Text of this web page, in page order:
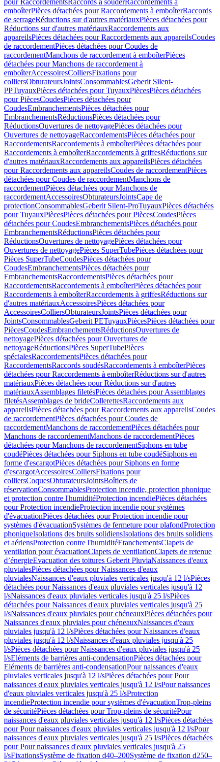
pour RaccordementsRaccords à souderRaccordements à
emboîterPièces détachées pour Raccordements à emboîterRaccords
de serrageRéductions sur d'autres matériauxPièces détachées pour
Réductions sur d'autres matériauxRaccordements aux
appareilsPièces détachées pour Raccordements aux appareilsCoudes
de raccordementPièces détachées pour Coudes de
raccordementManchons de raccordement à emboîterPièces
détachées pour Manchons de raccordement à
emboîterAccessoiresColliersFixations pour
colliersObturateursJointsConsommablesGeberit Silent-
PPTuyauxPièces détachées pour TuyauxPiècesPièces détachées
pour PiècesCoudesPièces détachées pour
CoudesEmbranchementsPièces détachées pour
EmbranchementsRéductionsPièces détachées pour
RéductionsOuvertures de nettoyagePièces détachées pour
Ouvertures de nettoyageRaccordementsPièces détachées pour
RaccordementsRaccordements à emboîterPièces détachées pour
Raccordements à emboîterRaccordements à griffesRéductions sur
d'autres matériauxRaccordements aux appareilsPièces détachées
pour Raccordements aux appareilsCoudes de raccordementPièces
détachées pour Coudes de raccordementManchons de
raccordementPièces détachées pour Manchons de
raccordementAccessoiresObturateursJointsCape de
protectionConsommablesGeberit Silent-ProTuyauxPièces détachées
pour TuyauxPiècesPièces détachées pour PiècesCoudesPièces
détachées pour CoudesEmbranchementsPièces détachées pour
EmbranchementsRéductionsPièces détachées pour
RéductionsOuvertures de nettoyagePièces détachées pour
Ouvertures de nettoyagePièces SuperTubePièces détachées pour
Pièces SuperTubeCoudesPièces détachées pour
CoudesEmbranchementsPièces détachées pour
EmbranchementsRaccordementsPièces détachées pour
RaccordementsRaccordements à emboîterPièces détachées pour
Raccordements à emboîterRaccordements à griffesRéductions sur
d'autres matériauxAccessoiresPièces détachées pour
AccessoiresColliersObturateursJointsPièces détachées pour
JointsConsommablesGeberit PETuyauxPiècesPièces détachées pour
PiècesCoudesEmbranchementsRéductionsOuvertures de
nettoyagePièces détachées pour Ouvertures de
nettoyageRéductionsPièces SuperTubePièces
spécialesRaccordementsPièces détachées pour
RaccordementsRaccords soudésRaccordements à emboîterPièces
détachées pour Raccordements à emboîterRéductions sur d'autres
matériauxPièces détachées pour Réductions sur d'autres
matériauxAssemblages filetésPièces détachées pour Assemblages
filetésAssemblages de brideCollerettesRaccordements aux
appareilsPièces détachées pour Raccordements aux appareilsCoudes
de raccordementPièces détachées pour Coudes de
raccordementManchons de raccordementPièces détachées pour
Manchons de raccordementManchons de raccordementPièces
détachées pour Manchons de raccordementSiphons en tube
coudéPièces détachées pour Siphons en tube coudéSiphons en
forme d'escargotPièces détachées pour Siphons en forme
d'escargotAccessoiresColliersFixations pour
colliersCoquesObturateursJointsBoîtiers de
réservationConsommablesProtection incendie, protection phonique
et protection contre l'humiditéProtection incendiePièces détachées
pour Protection incendieProtection incendie pour systèmes
d'évacuationPièces détachées pour Protection incendie pour
systèmes d'évacuationSystèmes de fermeture pour plafondProtection
phoniqueIsolations des bruits solidiensIsolations des bruits solidiens
et aériensProtection contre l'humiditéEtanchementsClapets de
ventilation pour évacuationClapets de ventilationClapets de retenue
d’énergieEvacuation des toitures Geberit PluviaNaissances d'eaux
pluvialesPièces détachées pour Naissances d'eaux
pluvialesNaissances d'eaux pluviales verticales jusqu'à 12 l/sPièces
détachées pour Naissances d'eaux pluviales verticales jusqu'à 12
l/sNaissances d'eaux pluviales verticales jusqu'à 25 l/sPièces
détachées pour Naissances d'eaux pluviales verticales jusqu'à 25
l/sNaissances d'eaux pluviales pour chéneauxPièces détachées pour
Naissances d'eaux pluviales pour chéneauxNaissances d'eaux
pluviales jusqu'à 12 l/sPièces détachées pour Naissances d'eaux
pluviales jusqu'à 12 l/sNaissances d'eaux pluviales jusqu'à 25
l/sPièces détachées pour Naissances d'eaux pluviales jusqu'à 25
l/sEléments de barrières anti-condensationPièces détachées pour
Eléments de barrières anti-condensationPour naissances d'eaux
pluviales verticales jusqu'à 12 l/sPièces détachées pour Pour
naissances d'eaux pluviales verticales jusqu'à 12 l/sPour naissances
d'eaux pluviales verticales jusqu'à 25 l/sProtection
incendieProtection incendie pour systèmes d'évacuationTrop-pleins
de sécuritéPièces détachées pour Trop-pleins de sécuritéPour
naissances d'eaux pluviales verticales jusqu'à 12 l/sPièces détachées
pour Pour naissances d'eaux pluviales verticales jusqu'à 12 l/sPour
naissances d'eaux pluviales verticales jusqu'à 25 l/sPièces détachées
pour Pour naissances d'eaux pluviales verticales jusqu'à 25
l/sFixationsSystème de fixation d40–200Système de fixation d250–